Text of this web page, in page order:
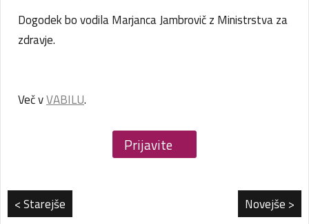
Dogodek bo vodila Marjanca Jambrovič z Ministrstva za
zdravje.
Več vVABILU.
< Starejše Novejše >
Prijavite
se